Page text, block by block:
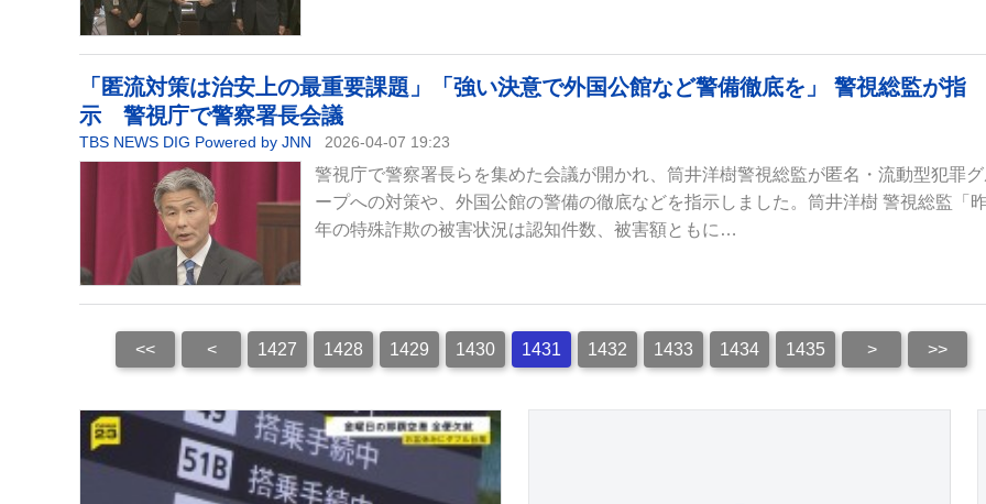
「匿流対策は治安上の最重要課題」「強い決意で外国公館など警備徹底を」 警視総監が指
示 警視庁で警察署長会議
TBS NEWS DIG Powered by JNN 2026-04-07 19:23
警視庁で警察署長らを集めた会議が開かれ、筒井洋樹警視総監が匿名・流動型犯罪
ープへの対策や、外国公館の警備の徹底などを指示しました。筒井洋樹 警視総監「
年の特殊詐欺の被害状況は認知件数、被害額ともに…
<< < 1427 1428 1429 1430 1431 1432 1433 1434 1435 > >>